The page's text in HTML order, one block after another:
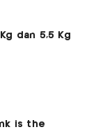
dan 5,5 Kg